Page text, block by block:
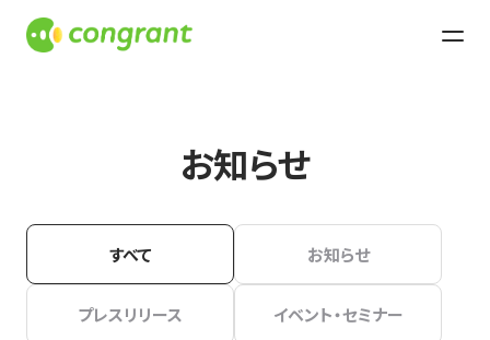
お知らせ
すべて お知らせ
プレスリリース イベント・セミナー